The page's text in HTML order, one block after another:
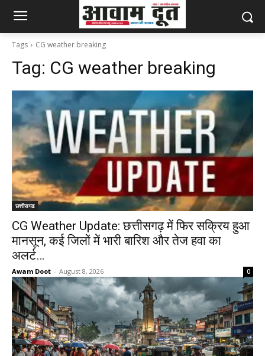
Tags CG weather breaking
Tag: CG weather breaking
छत्तीसगढ
CG Weather Update: छत्तीसगढ़ में फिर सक्रिय हुआ
मानसून, कई जिलों में भारी बारिश और तेज हवा का
अलर्ट…
Awam Doot - August 8, 2026 0